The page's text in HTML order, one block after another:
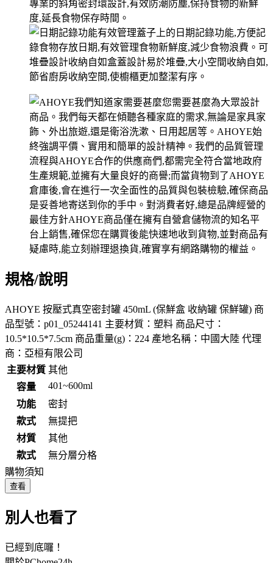
規格/說明
AHOYE 按壓式真空密封罐 450mL (保鮮盒 收納罐 保鮮罐) 商
品型號：p01_05244141 主要材質：塑料 商品尺寸：
10.5*10.5*7.5cm 商品重量(g)：224 產地名稱：中國大陸 代理
商：亞桓有限公司
主要材質 其他
容量
401~600ml
功能
密封
款式
無提把
材質
其他
款式
無分層分格
購物須知
查看
別人也看了
已經到底囉！